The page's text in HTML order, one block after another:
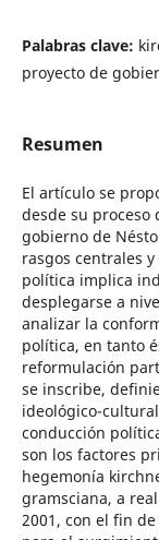
Palabras clave:
proyecto de
Resumen
El artículo se
desde su
gobierno de
rasgos centrales
política implica
desplegarse a
analizar la
política, en tanto
reformulación
se inscribe,
ideológico-
conducción
son los factores
hegemonía
gramsciana, a
2001, con el fin